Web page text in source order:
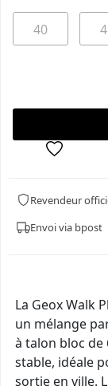
40
Revendeur
Envoi via bpost
La Geox Walk
un mélange
à talon bloc de
stable, idéale
sortie en ville.